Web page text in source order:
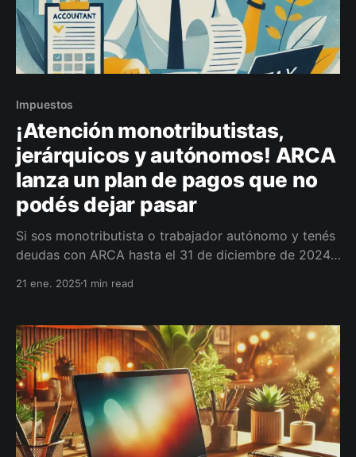
Impuestos
¡Atención monotributistas,
jerárquicos y autónomos! ARCA
lanza un plan de pagos que no
podés dejar pasar
Si sos monotributista o trabajador autónomo y tenés
deudas con ARCA hasta el 31 de diciembre de 2024,
de 2025, ARCA implementará un plan de facilidades
manera más accesible.
21 ene. 20251 min read